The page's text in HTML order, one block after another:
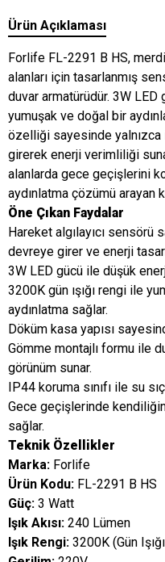
Ürün Açıklaması
Forlife FL-2291 B HS,
alanları için tasarlanmış
duvar armatürüdür. 3W LED
yumuşak ve doğal bir
özelliği sayesinde
girerek enerji verimliliği
alanlarda gece geçişlerini
aydınlatma çözümü arayan
Öne Çıkan Faydalar
Hareket algılayıcı
devreye girer ve enerji
3W LED gücü ile düşük
3200K gün ışığı rengi ile
aydınlatma sağlar.
Döküm kasa yapısı
Gömme montajlı formu ile
görünüm sunar.
IP44 koruma sınıfı ile su
Gece geçişlerinde
sağlar.
Teknik Özellikler
Marka: Forlife
Ürün Kodu: FL-2291 B HS
Güç: 3 Watt
Işık Akısı: 240 Lümen
Işık Rengi: 3200K (Gün